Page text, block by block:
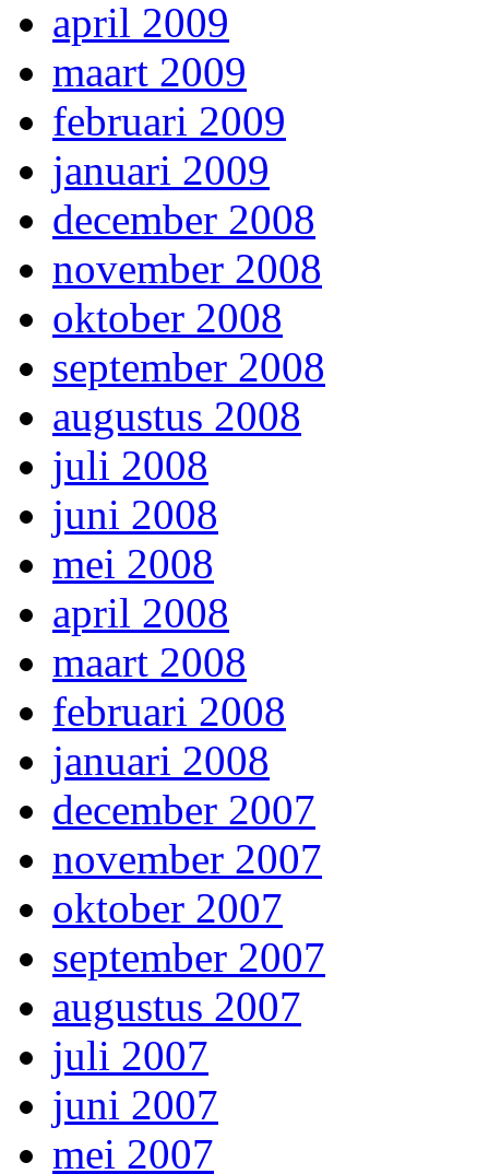
april 2009
maart 2009
februari 2009
januari 2009
december 2008
november 2008
oktober 2008
september 2008
augustus 2008
juli 2008
juni 2008
mei 2008
april 2008
maart 2008
februari 2008
januari 2008
december 2007
november 2007
oktober 2007
september 2007
augustus 2007
juli 2007
juni 2007
mei 2007